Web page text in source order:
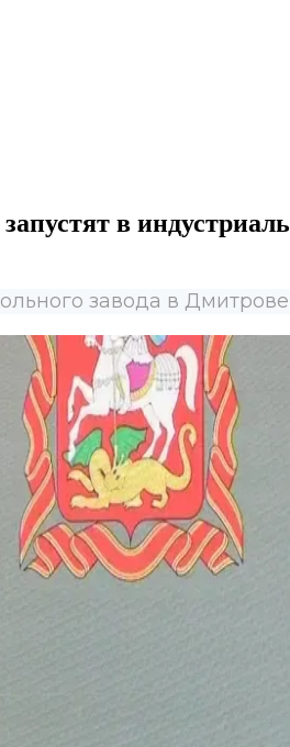
в
завода в Дмитрове